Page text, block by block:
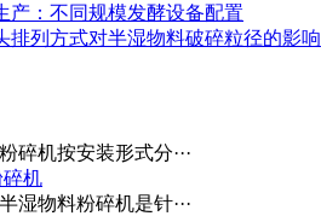
产：不同规模发酵设备配置
排列方式对半湿物料破碎粒径的影响
碎机按安装形式分···
机
湿物料粉碎机是针···